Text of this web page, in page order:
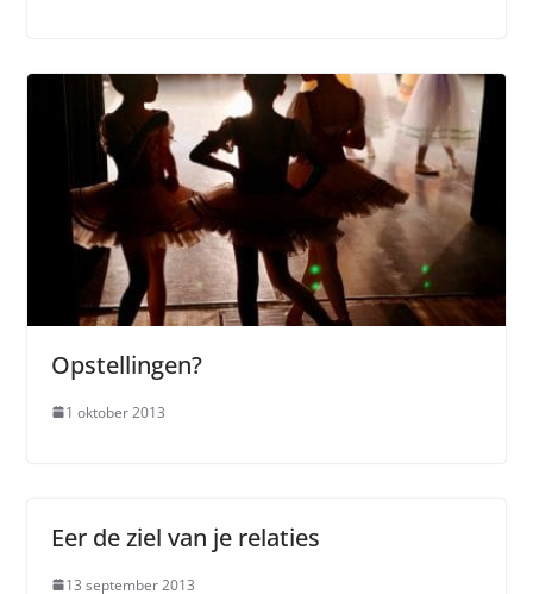
Opstellingen?
1 oktober 2013
Eer de ziel van je relaties
13 september 2013